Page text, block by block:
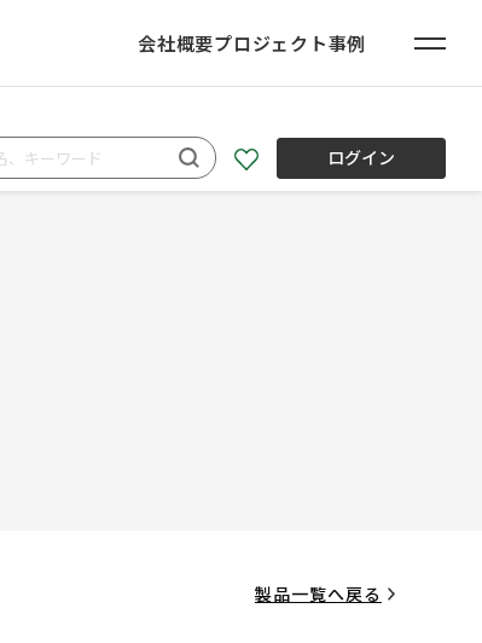
会社概要プロジェクト事例
ログイン
製品一覧へ戻る